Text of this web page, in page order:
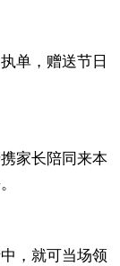
单，赠送节日
家长陪同来本
，就可当场领